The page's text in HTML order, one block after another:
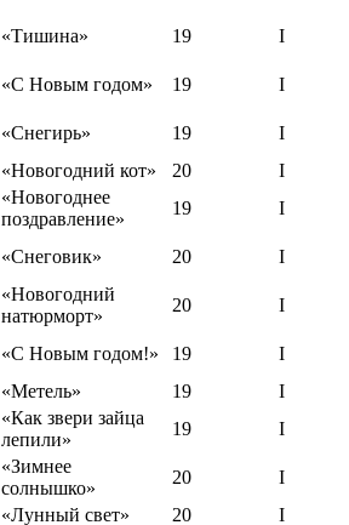
«Тишина» 19 I
«С Новым годом» 19 I
«Снегирь» 19
I
«Новогодний кот» 20
I
«Новогоднее
поздравление»
19 I
«Снеговик» 20 I
«Новогодний
натюрморт»
20 I
«С Новым годом!» 19
I
«Метель» 19
I
«Как звери зайца
лепили»
19 I
«Зимнее
солнышко»
20
I
«Лунный свет» 20
I